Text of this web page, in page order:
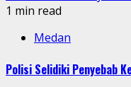
1 min read
Medan
Polisi Selidiki Penyebab